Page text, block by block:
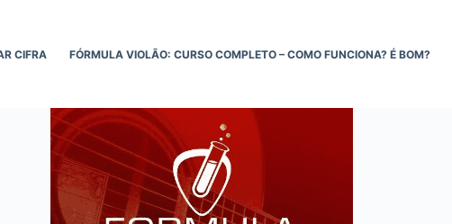
CIFRA FÓRMULA VIOLÃO: CURSO COMPLETO – COMO FUNCIONA? É BOM?